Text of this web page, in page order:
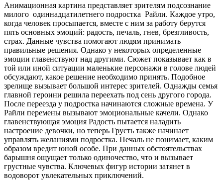
Анимационная картина представляет зрителям подсознание
милого одиннадцатилетнего подростка Райли. Каждое утро,
когда человек просыпается, вместе с ним за работу берутся
пять основных эмоций: радость, печаль, гнев, брезгливость,
страх. Данные чувства помогают людям принимать
правильные решения. Однако у некоторых определенные
эмоции главенствуют над другими. Сюжет показывает как в
той или иной ситуации маленькие персонажи в голове людей
обсуждают, какое решение необходимо принять. Подобное
зрелище вызывает большой интерес зрителей. Однажды семья
главной героини решила переехать под сень другого города.
После переезда у подростка начинаются сложные времена. У
Райли перемены вызывают эмоциональные качели. Однако
главенствующая эмоция Радость пытается наладить
настроение девочки, но теперь Грусть также начинает
управлять желаниями подростка. Печаль не понимает, каким
образом вредит юной особе. При данных обстоятельствах
барышня ощущает только одиночество, что и вызывает
грустные чувства. Ключевых фигур истории затянет в
водоворот увлекательных приключений.